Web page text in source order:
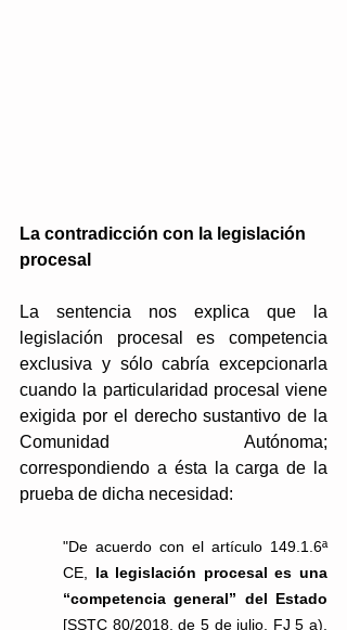
La contradicción con la legislación
procesal
La sentencia nos explica que la
legislación procesal es competencia
exclusiva y sólo cabría excepcionarla
cuando la particularidad procesal viene
exigida por el derecho sustantivo de la
Comunidad Autónoma;
correspondiendo a ésta la carga de la
prueba de dicha necesidad:
"De acuerdo con el artículo 149.1.6ª
CE, la legislación procesal es una
[SSTC 80/2018, de 5 de julio, FJ 5 a),